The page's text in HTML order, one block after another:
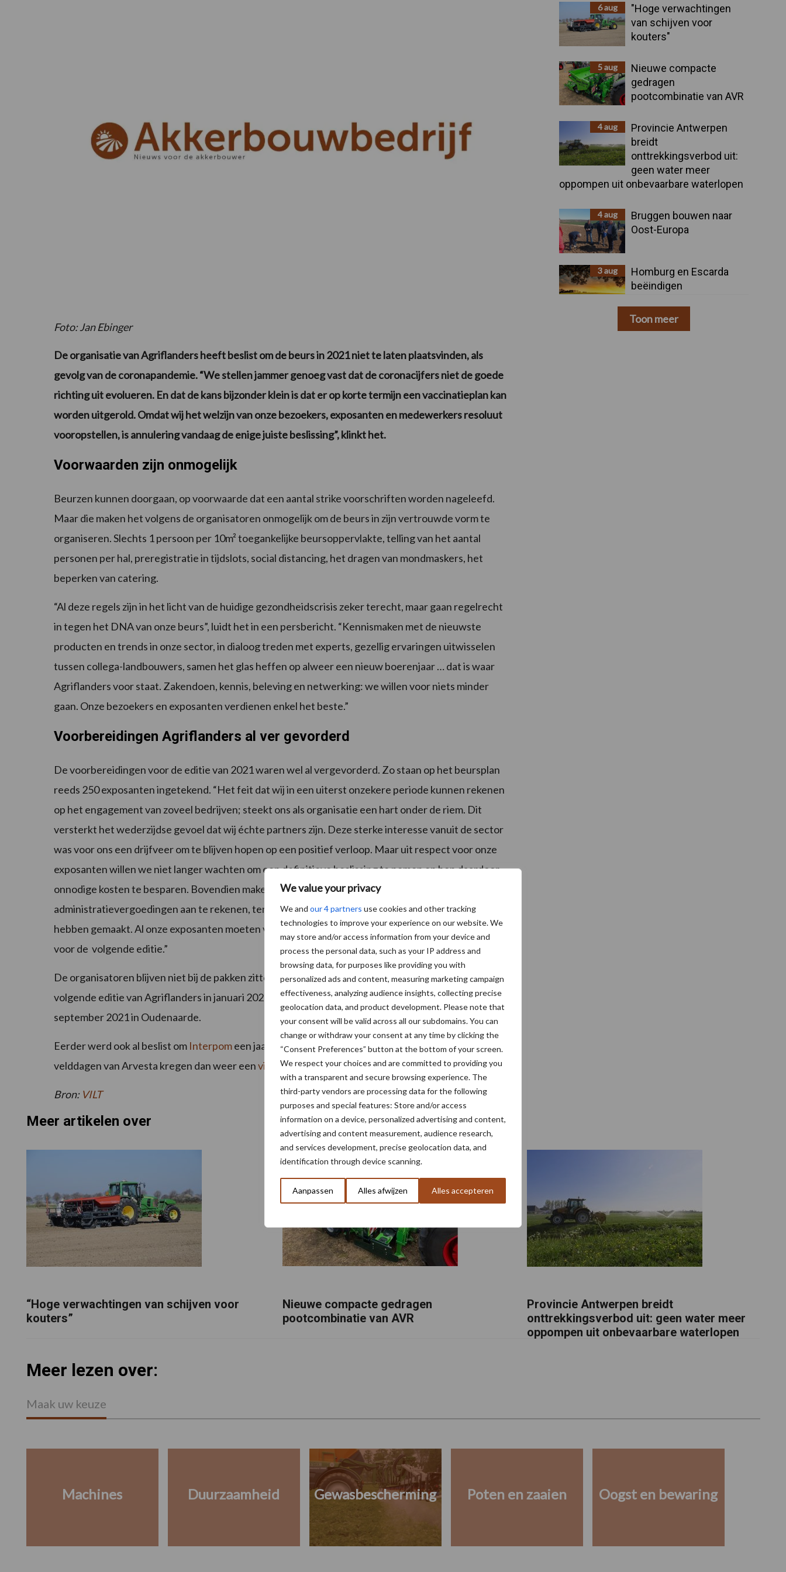
We value your privacy
We and our 4 partners use cookies and other tracking
technologies to improve your experience on our website. We
may store and/or access information from your device and
process the personal data, such as your IP address and
browsing data, for purposes like providing you with
personalized ads and content, measuring marketing campaign
effectiveness, analyzing audience insights, collecting precise
geolocation data, and product development. Please note that
your consent will be valid across all our subdomains. You can
change or withdraw your consent at any time by clicking the
“Consent Preferences” button at the bottom of your screen.
We respect your choices and are committed to providing you
with a transparent and secure browsing experience. The
third-party vendors are processing data for the following
purposes and special features: Store and/or access
information on a device, personalized advertising and content,
advertising and content measurement, audience research,
and services development, precise geolocation data, and
identification through device scanning.
Aanpassen Alles afwijzen Alles accepteren
Foto: Jan Ebinger
De organisatie van Agriflanders heeft beslist om de beurs in 2021 niet te laten plaatsvinden, als
gevolg van de coronapandemie. “We stellen jammer genoeg vast dat de coronacijfers niet de goede
richting uit evolueren. En dat de kans bijzonder klein is dat er op korte termijn een vaccinatieplan kan
worden uitgerold. Omdat wij het welzijn van onze bezoekers, exposanten en medewerkers resoluut
vooropstellen, is annulering vandaag de enige juiste beslissing”, klinkt het.
Voorwaarden zijn onmogelijk
Beurzen kunnen doorgaan, op voorwaarde dat een aantal strike voorschriften worden nageleefd.
Maar die maken het volgens de organisatoren onmogelijk om de beurs in zijn vertrouwde vorm te
organiseren. Slechts 1 persoon per 10m² toegankelijke beursoppervlakte, telling van het aantal
personen per hal, preregistratie in tijdslots, social distancing, het dragen van mondmaskers, het
beperken van catering.
“Al deze regels zijn in het licht van de huidige gezondheidscrisis zeker terecht, maar gaan regelrecht
in tegen het DNA van onze beurs”, luidt het in een persbericht. “Kennismaken met de nieuwste
producten en trends in onze sector, in dialoog treden met experts, gezellig ervaringen uitwisselen
tussen collega-landbouwers, samen het glas heffen op alweer een nieuw boerenjaar … dat is waar
Agriflanders voor staat. Zakendoen, kennis, beleving en netwerking: we willen voor niets minder
gaan. Onze bezoekers en exposanten verdienen enkel het beste.”
Voorbereidingen Agriflanders al ver gevorderd
De voorbereidingen voor de editie van 2021 waren wel al vergevorderd. Zo staan op het beursplan
reeds 250 exposanten ingetekend. “Het feit dat wij in een uiterst onzekere periode kunnen rekenen
op het engagement van zoveel bedrijven; steekt ons als organisatie een hart onder de riem. Dit
versterkt het wederzijdse gevoel dat wij échte partners zijn. Deze sterke interesse vanuit de sector
was voor ons een drijfveer om te blijven hopen op een positief verloop. Maar uit respect voor onze
exposanten willen we niet langer wachten om een definitieve beslissing te nemen en hen daardoor
onnodige kosten te besparen. Bovendien maken wij er een punt van om geen annulerings- of
administratievergoedingen aan te rekenen, terwijl we zelf al heel wat voorbereidende kosten
hebben gemaakt. Al onze exposanten moeten vrij kunnen kiezen of ze opnieuw willen inschrijven
voor de volgende editie.”
De organisatoren blijven niet bij de pakken zitten en richten zich nu al op de toekomst met de
volgende editie van Agriflanders in januari 2023. En iets korter bij: de Werktuigendagen op 18 en 19
september 2021 in Oudenaarde.
Eerder werd ook al beslist om Interpomeen jaar op te schuiven. De beurs van Libramont en de open
velddagen van Arvesta kregen dan weer eenvirtuele versie.
Bron: VILT
Sidebar6 aug
"Hoge verwachtingen
van schijven voor
kouters"
5 aug
Nieuwe compacte
gedragen
pootcombinatie van AVR
4 aug
Provincie Antwerpen
breidt
onttrekkingsverbod uit:
geen water meer
oppompen uit onbevaarbare waterlopen
4 aug
Bruggen bouwen naar
Oost-Europa
3 aug
Homburg en Escarda
beëindigen
Toon meer
Meer artikelen over
“Hoge verwachtingen van schijven voor
kouters”
Nieuwe compacte gedragen
pootcombinatie van AVR
Provincie Antwerpen breidt
onttrekkingsverbod uit: geen water meer
oppompen uit onbevaarbare waterlopen
Meer lezen over:
Maak uw keuze
Machines Duurzaamheid Gewasbescherming Poten en zaaien Oogst en bewaring